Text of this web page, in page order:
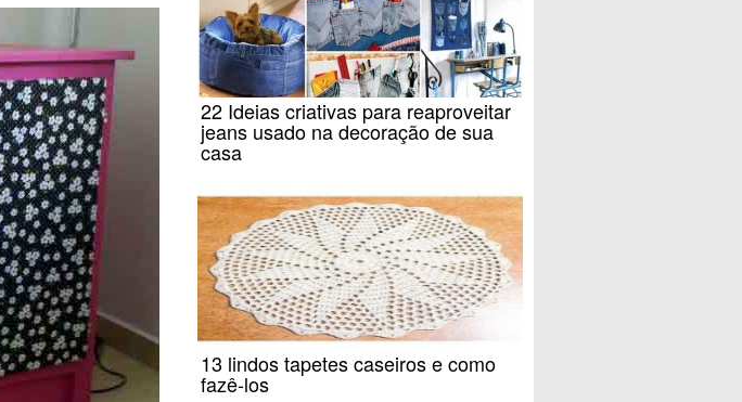
22 Ideias criativas para reaproveitar
jeans usado na decoração de sua
casa
13 lindos tapetes caseiros e como
fazê-los